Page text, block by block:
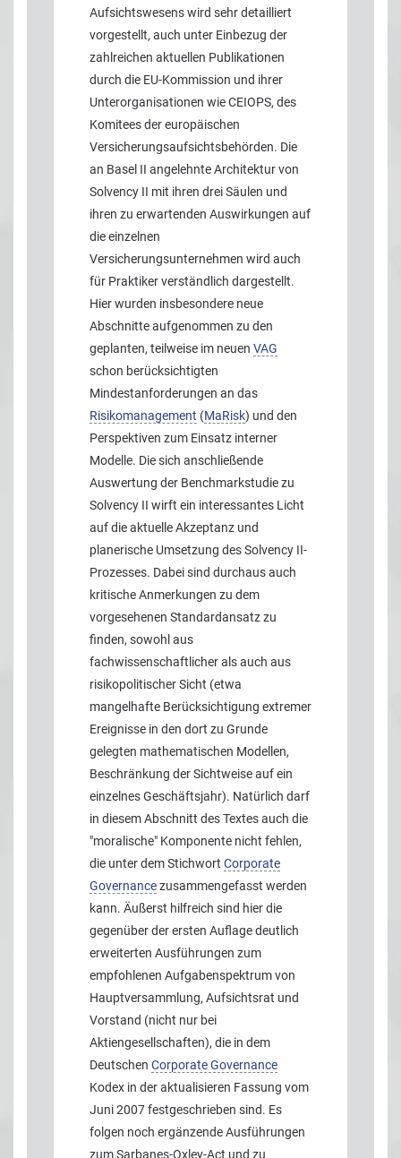
Aufsichtswesens wird sehr detailliert
vorgestellt, auch unter Einbezug der
zahlreichen aktuellen Publikationen
durch die EU-Kommission und ihrer
Unterorganisationen wie CEIOPS, des
Komitees der europäischen
Versicherungsaufsichtsbehörden. Die
an Basel II angelehnte Architektur von
Solvency II mit ihren drei Säulen und
ihren zu erwartenden Auswirkungen auf
die einzelnen
Versicherungsunternehmen wird auch
für Praktiker verständlich dargestellt.
Hier wurden insbesondere neue
Abschnitte aufgenommen zu den
geplanten, teilweise im neuen VAG
schon berücksichtigten
Mindestanforderungen an das
Risikomanagement (MaRisk) und den
Perspektiven zum Einsatz interner
Modelle. Die sich anschließende
Auswertung der Benchmarkstudie zu
Solvency II wirft ein interessantes Licht
auf die aktuelle Akzeptanz und
planerische Umsetzung des Solvency II-
Prozesses. Dabei sind durchaus auch
kritische Anmerkungen zu dem
vorgesehenen Standardansatz zu
finden, sowohl aus
fachwissenschaftlicher als auch aus
risikopolitischer Sicht (etwa
mangelhafte Berücksichtigung extremer
Ereignisse in den dort zu Grunde
gelegten mathematischen Modellen,
Beschränkung der Sichtweise auf ein
einzelnes Geschäftsjahr). Natürlich darf
in diesem Abschnitt des Textes auch die
"moralische" Komponente nicht fehlen,
die unter dem Stichwort Corporate
Governancezusammengefasst werden
kann. Äußerst hilfreich sind hier die
gegenüber der ersten Auflage deutlich
erweiterten Ausführungen zum
empfohlenen Aufgabenspektrum von
Hauptversammlung, Aufsichtsrat und
Vorstand (nicht nur bei
Aktiengesellschaften), die in dem
Deutschen Corporate Governance
Kodex in der aktualisieren Fassung vom
Juni 2007 festgeschrieben sind. Es
folgen noch ergänzende Ausführungen
zum Sarbanes-Oxley-Act und zu